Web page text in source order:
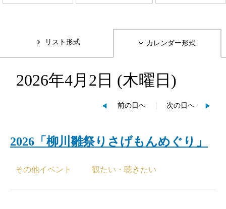
リスト形式 カレンダー形式
2026年4月2日 (木曜日 )
前の日へ 次の日へ
2026「柳川雛祭りさげもんめぐり」
その他イベント 観たい・聴きたい